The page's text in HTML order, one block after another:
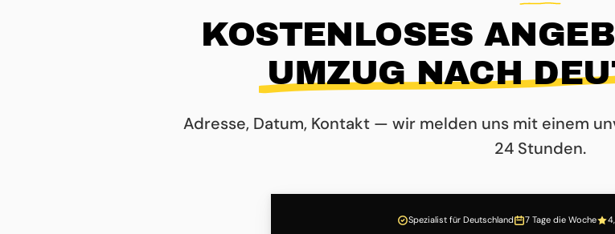
KOSTENLOSES
UMZUG NACH
Adresse, Datum, Kontakt — wir melden uns mit einem
24 Stunden.
Spezialist für Deutschland 7 Tage die Woche